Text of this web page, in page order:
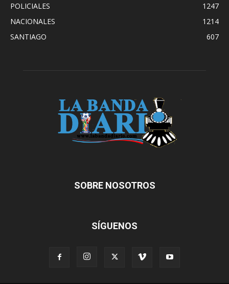
POLICIALES
1247
NACIONALES
1214
SANTIAGO
607
SOBRE NOSOTROS
SÍGUENOS